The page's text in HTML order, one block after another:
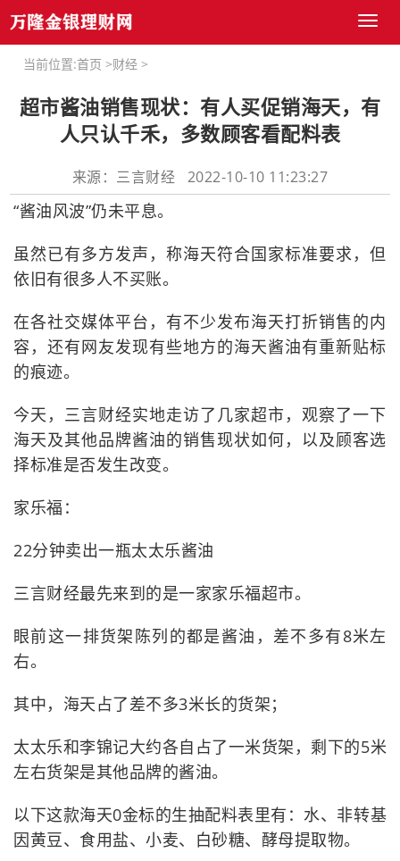
Toggle
当前位置:首页 >财经 >
超市酱油销售现状：有人买促销海天，有
人只认千禾，多数顾客看配料表
来源：三言财经 2022-10-10 11:23:27
“酱油风波”仍未平息。
虽然已有多方发声，称海天符合国家标准要求，但
依旧有很多人不买账。
在各社交媒体平台，有不少发布海天打折销售的内
容，还有网友发现有些地方的海天酱油有重新贴标
的痕迹。
今天，三言财经实地走访了几家超市，观察了一下
海天及其他品牌酱油的销售现状如何，以及顾客选
择标准是否发生改变。
家乐福：
22分钟卖出一瓶太太乐酱油
三言财经最先来到的是一家家乐福超市。
眼前这一排货架陈列的都是酱油，差不多有8米左
右。
其中，海天占了差不多3米长的货架；
太太乐和李锦记大约各自占了一米货架，剩下的5米
左右货架是其他品牌的酱油。
以下这款海天0金标的生抽配料表里有：水、非转基
因黄豆、食用盐、小麦、白砂糖、酵母提取物。